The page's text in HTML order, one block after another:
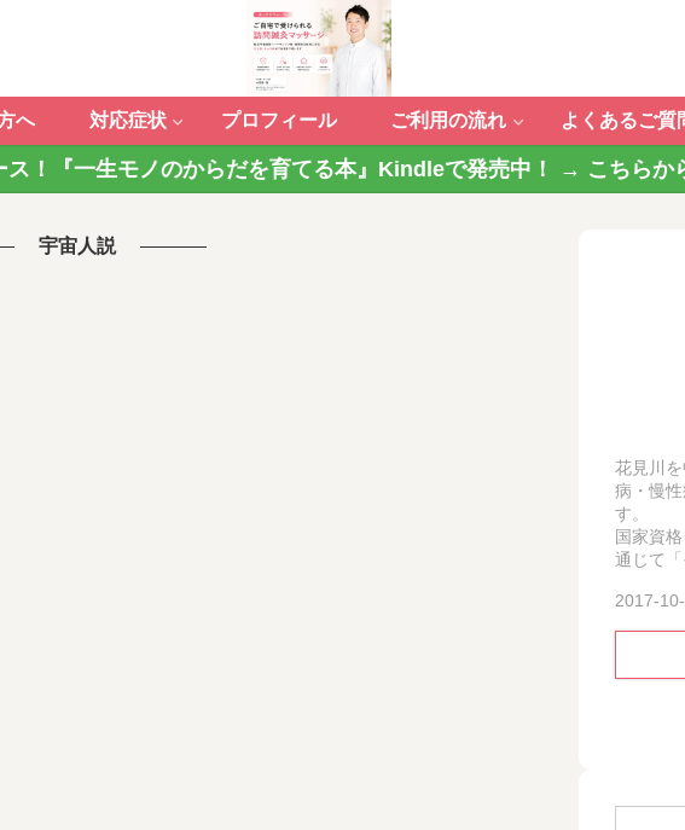
へ 対応症状 プロフィール ご利用の流れ よくあるご質
ス！『一生モノのからだを育てる本』Kindleで発売中！ → こちらか
宇宙人説
花見川
病・慢
す。
国家資
通じて
2017-